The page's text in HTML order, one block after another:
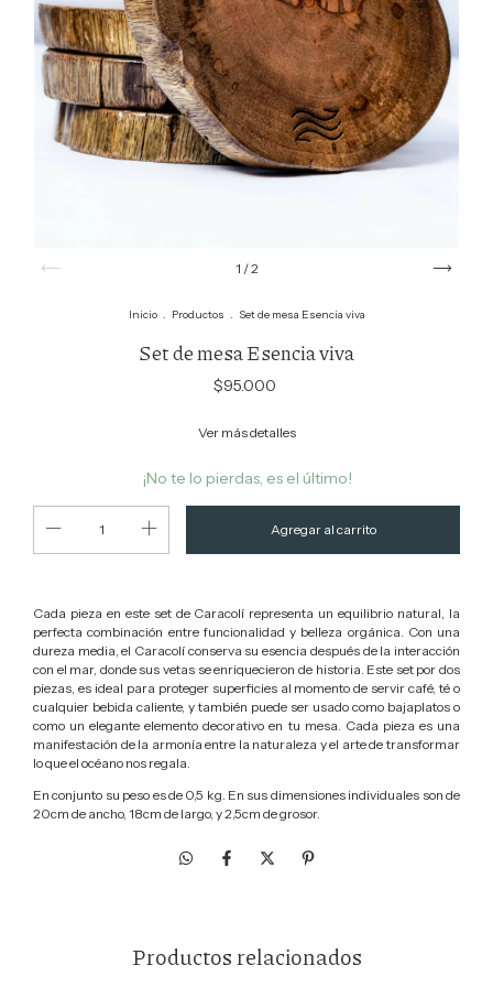
1 /2
Inicio . Productos . Set de mesa Esencia viva
Set de mesa Esencia viva
$95.000
Ver más detalles
¡No te lo pierdas, es el último!
Cada pieza en este set de Caracolí representa un equilibrio natural, la
perfecta combinación entre funcionalidad y belleza orgánica. Con una
dureza media, el Caracolí conserva su esencia después de la interacción
con el mar, donde sus vetas se enriquecieron de historia. Este set por dos
piezas, es ideal para proteger superficies al momento de servir café, té o
cualquier bebida caliente, y también puede ser usado como bajaplatos o
como un elegante elemento decorativo en tu mesa. Cada pieza es una
manifestación de la armonía entre la naturaleza y el arte de transformar
lo que el océano nos regala.
En conjunto su peso es de 0,5 kg. En sus dimensiones individuales son de
20cm de ancho, 18cm de largo, y 2,5cm de grosor.
Productos relacionados